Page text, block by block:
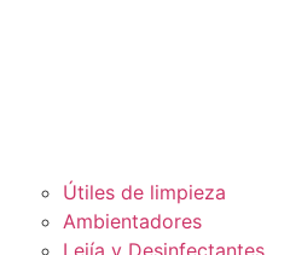
Útiles de limpieza
Ambientadores
Lejía y Desinfectantes